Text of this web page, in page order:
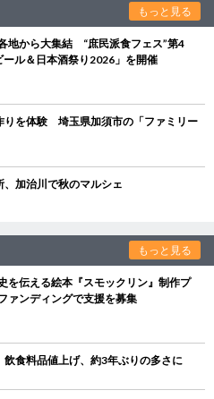
もっと見る
地から大集結 “庶民派食フェス”第4
ル＆日本酒祭り2026」を開催
りを体験 埼玉県加須市の「ファミリー
加治川で秋のマルシェ
もっと見る
を伝える絵本『スモックリン』制作プ
ァンディングで支援を募集
食料品値上げ、約3年ぶりの多さに